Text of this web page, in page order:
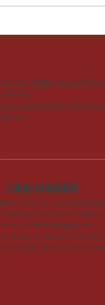
und spontan tolle Ausflüge
Oder wie man vor Ort
- LUKAS MARCHESI
mit der Liebe zum
und Bild. Süchtig nach
den ÖV der Welt
von 1400